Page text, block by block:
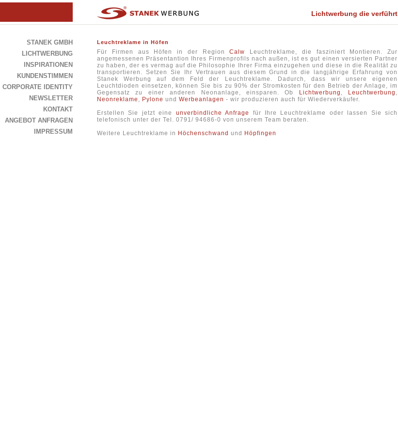
Lichtwerbung die verführt
STANEK GMBH
LICHTWERBUNG
INSPIRATIONEN
KUNDENSTIMMEN
CORPORATE IDENTITY
NEWSLETTER
KONTAKT
ANGEBOT ANFRAGEN
IMPRESSUM
Leuchtreklame in Höfen
Für Firmen aus Höfen in der RegionCalw Leuchtreklame, die fasziniert Montieren. Zur
angemessenen Präsentantion Ihres Firmenprofils nach außen, ist es gut einen versierten Partner
zu haben, der es vermag auf die Philosophie Ihrer Firma einzugehen und diese in die Realität zu
transportieren. Setzen Sie Ihr Vertrauen aus diesem Grund in die langjährige Erfahrung von
Stanek Werbung auf dem Feld der Leuchtreklame. Dadurch, dass wir unsere eigenen
Leuchtdioden einsetzen, können Sie bis zu 90% der Stromkosten für den Betrieb der Anlage, im
Gegensatz zu einer anderen Neonanlage, einsparen. Ob
Lichtwerbung , Leuchtwerbung ,
Neonreklame , Pylone und Werbeanlagen - wir produzieren auch für Wiederverkäufer.
Erstellen Sie jetzt eine unverbindliche Anfrage
für Ihre Leuchtreklame oder lassen Sie sich
telefonisch unter der Tel. 0791/ 94686-0 von unserem Team beraten.
Weitere Leuchtreklame in Höchenschwand und Höpfingen